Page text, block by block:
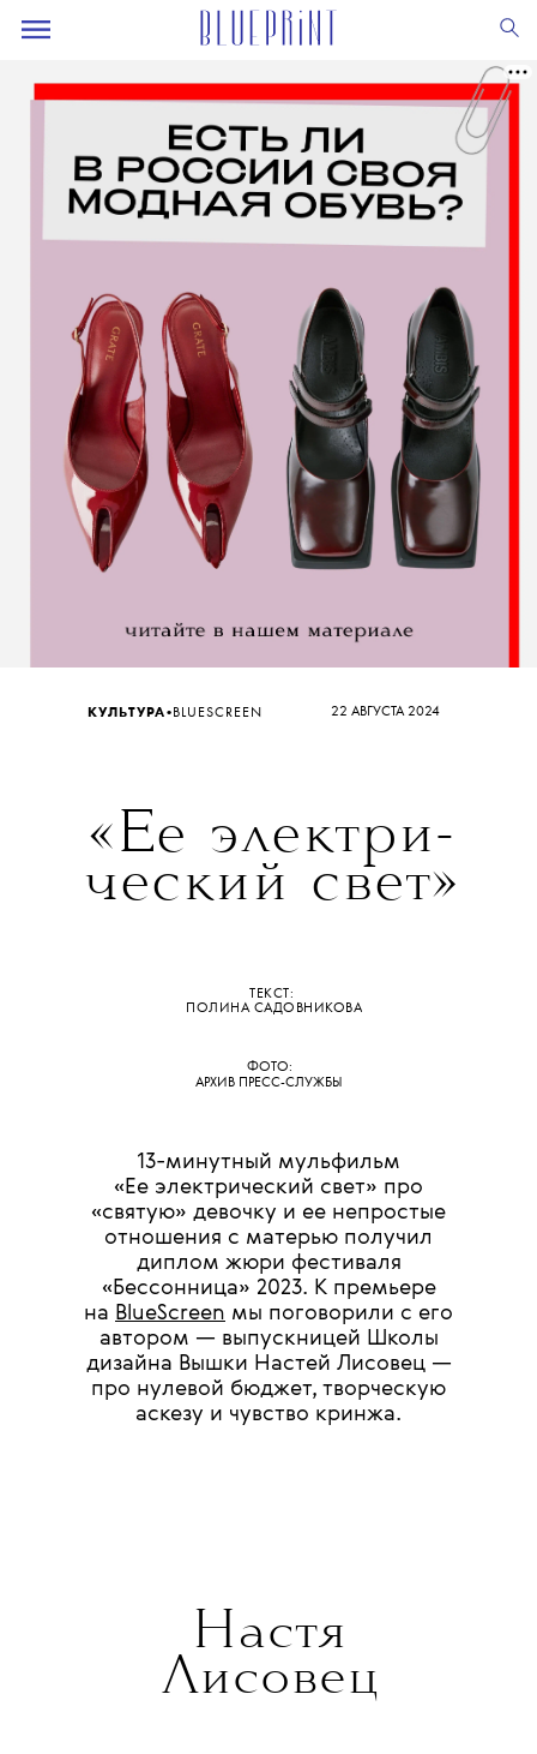
22 АВГУСТА 2024
КУЛЬТУРА•BLUESCREEN
«Ее электри-
ческий свет»
ТЕКСТ:
ПОЛИНА САДОВНИКОВА
ФОТО:
АРХИВ ПРЕСС-СЛУЖБЫ
13-минутный мульфильм
«Ее электрический свет» про
«святую» девочку и ее непростые
отношения с матерью получил
диплом жюри фестиваля
«Бессонница» 2023. К премьере
на BlueScreen мы поговорили с его
автором — выпускницей Школы
дизайна Вышки Настей Лисовец —
про нулевой бюджет, творческую
аскезу и чувство кринжа.
Настя
Лисовец